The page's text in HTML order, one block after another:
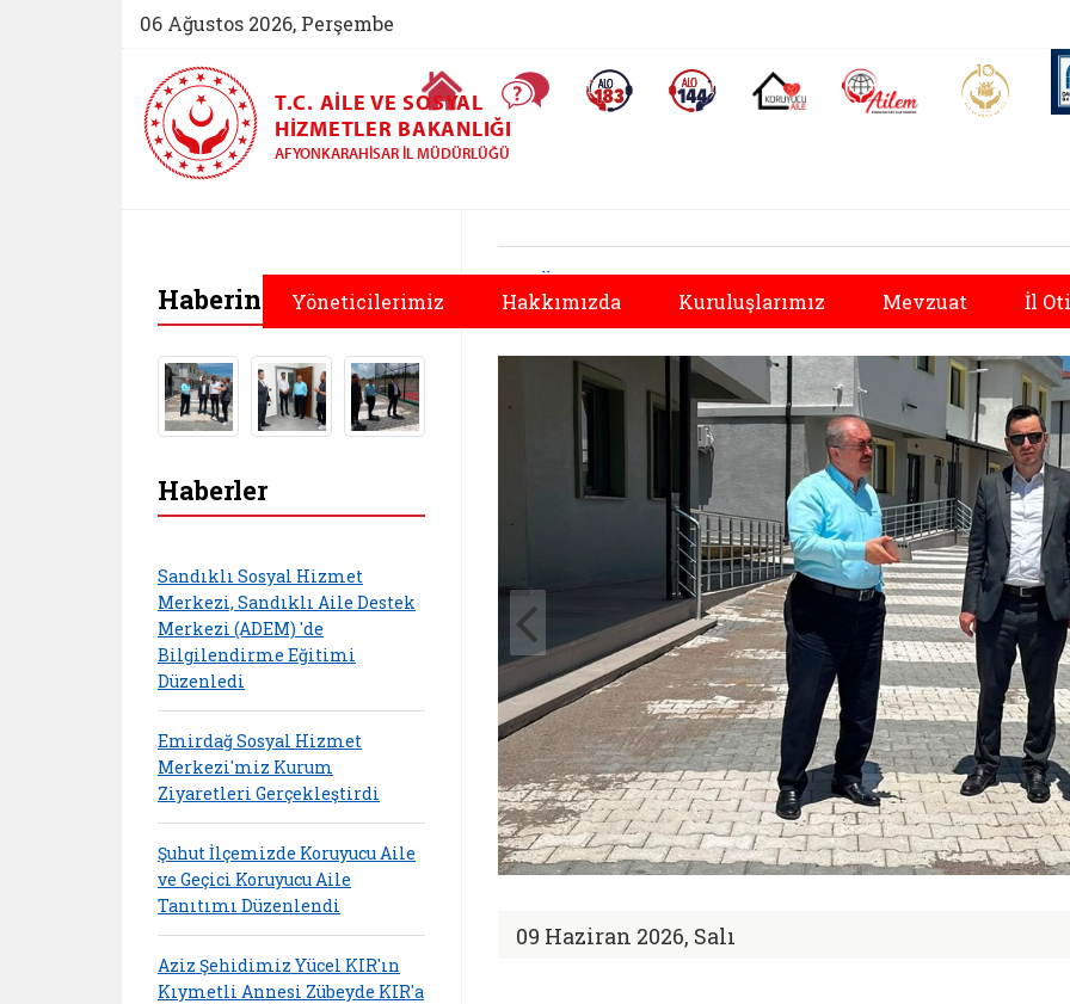
06 Ağustos 2026, Perşembe
Ana Sayfa Sıkça Sorulan SorularAlo 183 (yeni sekmede açılır)Alo 144 (yeni sekmede açılır)Koruyucu Aile (yeni sekmede açılır)
AİLEM İletişim Aile ve
T.C. AILE VE SOSYAL
HIZMETLER BAKANLIĞI
AFYONKARAHISAR İL MÜDÜRLÜĞÜ
Yöneticilerimiz Hakkımızda Kuruluşlarımız Mevzuat İl
Önceki
09 Haziran 2026, Salı
Haberin Fotoğrafları
Haberler
Sandıklı Sosyal Hizmet
Merkezi, Sandıklı Aile Destek
Merkezi (ADEM) 'de
Bilgilendirme Eğitimi
Düzenledi
Emirdağ Sosyal Hizmet
Merkezi'miz Kurum
Ziyaretleri Gerçekleştirdi
Şuhut İlçemizde Koruyucu Aile
ve Geçici Koruyucu Aile
Tanıtımı Düzenlendi
Aziz Şehidimiz Yücel KIR'ın
Kıymetli Annesi Zübeyde KIR'a